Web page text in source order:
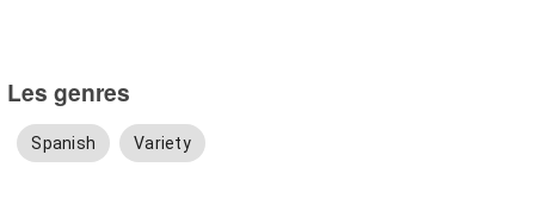
Les genres
Spanish Variety